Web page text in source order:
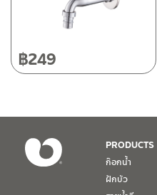
วันจันทร์ – วันศุกร์ เวลา 8:30-
วันเสาร์ เวลา 8:30-15:00 น.
1. การรับประกัน จะต้องมีหลักฐา
ขอตรวจสอบโดยนับวันซื้อขายเป็
เงื่อนไขการรับประกันสินค้าได้ หาก
฿249
PRODUCTS
ก๊อกน้ำ
ฝักบัว